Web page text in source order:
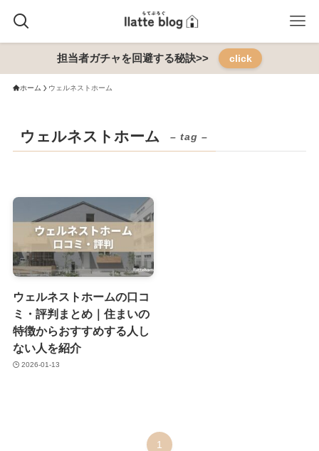
担当者ガチャを回避する秘訣>> click
ホーム ウェルネストホーム
ウェルネストホーム – tag –
ウェルネストホームの口コ
ミ・評判まとめ｜住まいの
特徴からおすすめする人し
ない人を紹介
2026-01-13
1